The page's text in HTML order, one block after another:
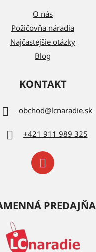
O nás
Požičovňa náradia
Najčastejšie otázky
Blog
KONTAKT
obchod@lcnaradie.sk
+421 911 989 325
PREDAJŇA